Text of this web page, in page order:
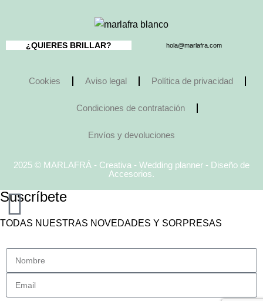
¿QUIERES BRILLAR? hola@marlafra.com
Cookies Aviso legal Política de privacidad
Condiciones de contratación
Envíos y devoluciones
2025 © MARLAFRÁ - Creativa - Wedding planner - Diseño de
Accesorios.
Suscríbete
TODAS NUESTRAS NOVEDADES Y SORPRESAS